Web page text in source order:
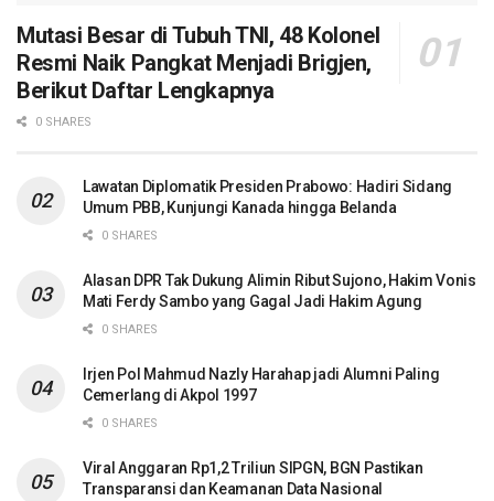
Mutasi Besar di Tubuh TNI, 48 Kolonel
Resmi Naik Pangkat Menjadi Brigjen,
Berikut Daftar Lengkapnya
0 SHARES
Lawatan Diplomatik Presiden Prabowo: Hadiri Sidang
Umum PBB, Kunjungi Kanada hingga Belanda
0 SHARES
Alasan DPR Tak Dukung Alimin Ribut Sujono, Hakim Vonis
Mati Ferdy Sambo yang Gagal Jadi Hakim Agung
0 SHARES
Irjen Pol Mahmud Nazly Harahap jadi Alumni Paling
Cemerlang di Akpol 1997
0 SHARES
Viral Anggaran Rp1,2 Triliun SIPGN, BGN Pastikan
Transparansi dan Keamanan Data Nasional